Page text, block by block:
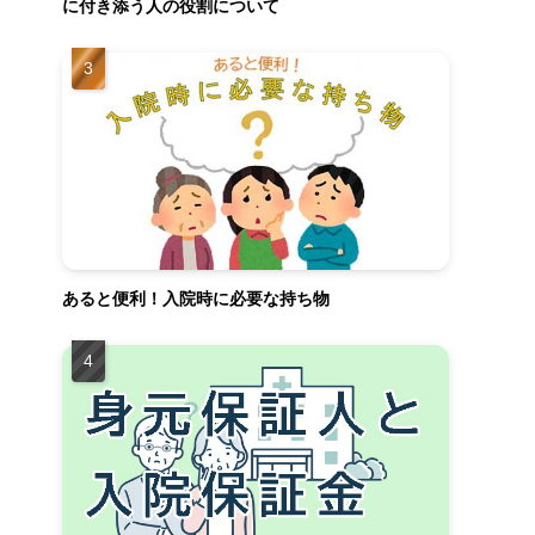
に付き添う人の役割について
あると便利！入院時に必要な持ち物